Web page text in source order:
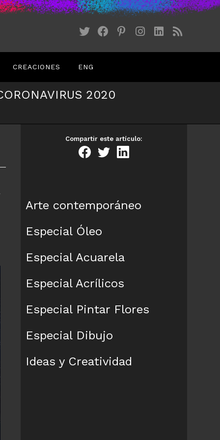
CREACIONES ENG
2020
Compartir este artículo:
Arte contemporáneo
Especial Óleo
Especial Acuarela
Especial Acrílicos
Especial Pintar Flores
Especial Dibujo
Ideas y Creatividad